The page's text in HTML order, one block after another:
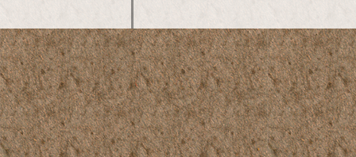
1966_296_010
1966_296_013